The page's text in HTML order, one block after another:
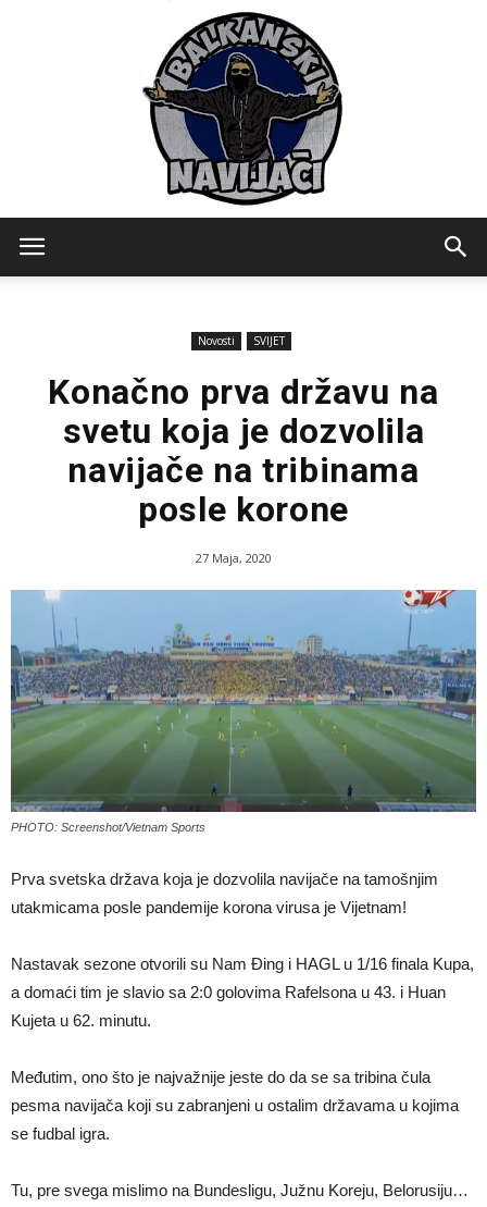
Novosti SVIJET
Konačno prva državu na
svetu koja je dozvolila
navijače na tribinama
posle korone
27 Maja, 2020
PHOTO: Screenshot/Vietnam Sports
Prva svetska država koja je dozvolila navijače na tamošnjim
utakmicama posle pandemije korona virusa je Vijetnam!
Nastavak sezone otvorili su Nam Đing i HAGL u 1/16 finala Kupa,
a domaći tim je slavio sa 2:0 golovima Rafelsona u 43. i Huan
Kujeta u 62. minutu.
Međutim, ono što je najvažnije jeste do da se sa tribina čula
pesma navijača koji su zabranjeni u ostalim državama u kojima
se fudbal igra.
Tu, pre svega mislimo na Bundesligu, Južnu Koreju, Belorusiju…